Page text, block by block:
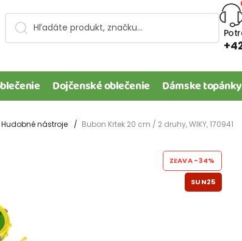
Dojčenské oblečenie Dámske topánky
Hudobné nástroje Bubon Krtek 20 cm / 2 druhy, WIKY, 170941
ZĽAVA-34%
SUN25